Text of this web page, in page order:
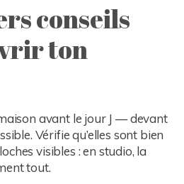
conseils
ton
avant le jour J — devant
Vérifie qu’elles sont bien
visibles : en studio, la
tout.